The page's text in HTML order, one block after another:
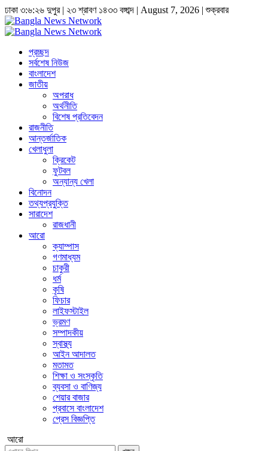
ঢাকা ৩:৬:২৬ দুপুর| ২৩ শ্রাবণ ১৪৩৩ বঙ্গাব্দ | August 7, 2026 |শুক্রবার
প্রচ্ছদ
সর্বশেষ নিউজ
বাংলাদেশ
জাতীয়
অপরাধ
অর্থনীতি
বিশেষ প্রতিবেদন
রাজনীতি
আন্তর্জাতিক
খেলাধুলা
ক্রিকেট
ফুটবল
অন্যান্য খেলা
বিনোদন
তথ্যপ্রযুক্তি
সারাদেশ
রাজধানী
আরো
ক্যাম্পাস
গণমাধ্যম
চাকুরী
ধর্ম
কৃষি
ফিচার
লাইফস্টাইল
ভ্রমণ
সম্পাদকীয়
স্বাস্থ্য
আইন আদালত
মতামত
শিক্ষা ও সংস্কৃতি
ব্যবসা ও বাণিজ্য
শেয়ার বাজার
প্রবাসে বাংলাদেশ
প্রেস বিজ্ঞপ্তি
আরো